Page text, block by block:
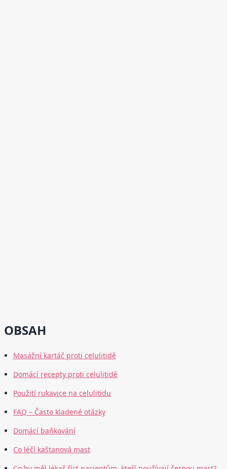
OBSAH
Masážní kartáč proti celulitidě
Domácí recepty proti celulitidě
Použití rukavice na celulitidu
FAQ – Často kladené otázky
Domácí baňkování
Co léčí kaštanová mast